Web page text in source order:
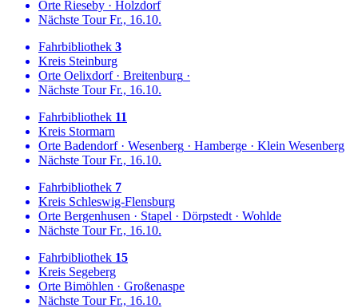
Orte Rieseby · Holzdorf
Nächste TourFr., 16.10.
Fahrbibliothek 3
Kreis Steinburg
Orte Oelixdorf· Breitenburg ·
Nächste TourFr., 16.10.
Fahrbibliothek 11
Kreis Stormarn
Orte Badendorf· Wesenberg · Hamberge · Klein Wesenberg
Nächste TourFr., 16.10.
Fahrbibliothek 7
Kreis Schleswig-Flensburg
Orte Bergenhusen · Stapel · Dörpstedt · Wohlde
Nächste TourFr., 16.10.
Fahrbibliothek 15
Kreis Segeberg
Orte Bimöhlen · Großenaspe
Nächste TourFr., 16.10.